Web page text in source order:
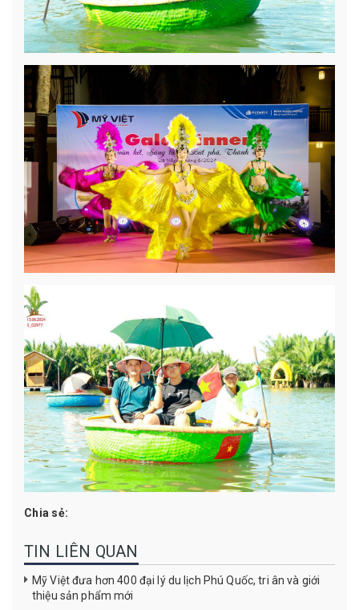
Chia sẻ:
TIN LIÊN QUAN
Mỹ Việt đưa hơn 400 đại lý du lịch Phú Quốc, tri ân và giới
thiệu sản phẩm mới